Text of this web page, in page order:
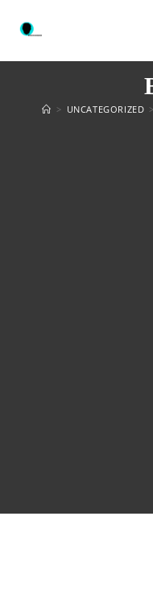
> UNCATEGORIZED >